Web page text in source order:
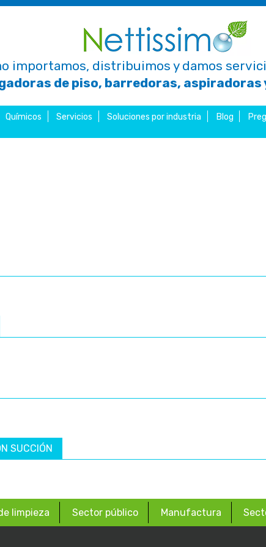
importamos, distribuimos y damos
de piso, barredoras, aspiradoras
Químicos Servicios Soluciones por industria Blog
SUCCIÓN
limpieza Sector público Manufactura